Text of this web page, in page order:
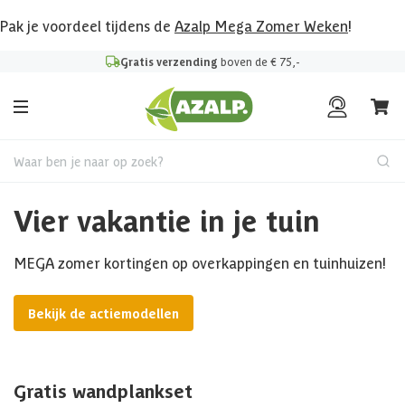
Pak je voordeel tijdens de Azalp Mega Zomer Weken!
Gratis verzending boven de € 75,-
Waar ben je naar op zoek?
Vier vakantie in je tuin
MEGA zomer kortingen op overkappingen en tuinhuizen!
Bekijk de actiemodellen
Gratis wandplankset